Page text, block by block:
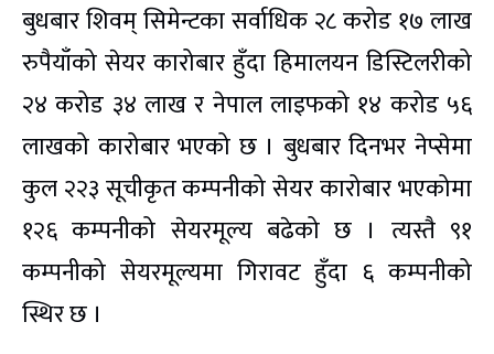
बुधबार शिवम् सिमेन्टका सर्वाधिक २८ करोड १७ लाख
रुपैयाँको सेयर कारोबार हुँदा हिमालयन डिस्टिलरीको
२४ करोड ३४ लाख र नेपाल लाइफको १४ करोड ५६
लाखको कारोबार भएको छ । बुधबार दिनभर नेप्सेमा
कुल २२३ सूचीकृत कम्पनीको सेयर कारोबार भएकोमा
१२६ कम्पनीको सेयरमूल्य बढेको छ । त्यस्तै ९१
कम्पनीको सेयरमूल्यमा गिरावट हुँदा ६ कम्पनीको
स्थिर छ ।